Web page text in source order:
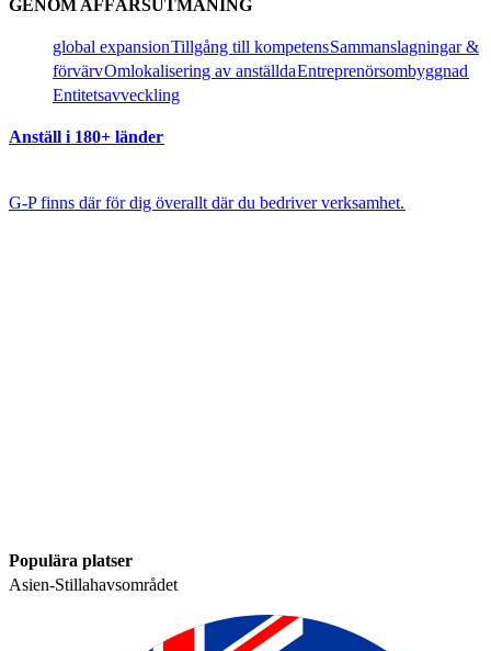
GENOM AFFÄRSUTMANING​​
global expansion​​Tillgång till kompetens​​Sammanslagningar &
förvärv​​Omlokalisering av anställda​​Entreprenörsombyggnad​​
Entitetsavveckling​​
Anställ i 180+ länder​​
G-P finns där för dig överallt där du bedriver verksamhet.​​
Populära platser​​
Asien-Stillahavsområdet​​